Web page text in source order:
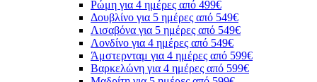
Ρώμη για 4 ημέρες από 499€
Δουβλίνο για 5 ημέρες από 549€
Λισαβόνα για 5 ημέρες από 549€
Λονδίνο για 4 ημέρες από 549€
Άμστερνταμ για 4 ημέρες από 599€
Βαρκελώνη για 4 ημέρες από 599€